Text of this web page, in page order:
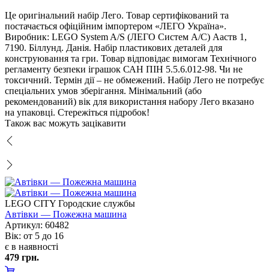
Це оригінальний набір Лего. Товар сертифікований та
постачається офіційним імпортером «ЛЕГО Україна».
иробник: LEGO System A/S (ЛЕГО Систем А/С) Ааств 1,
7190. Біллунд. Данія. Набір пластикових деталей для
конструювання та гри. Товар відповідає вимогам Технічного
регламенту безпеки іграшок САН ПІН 5.5.6.012-98. Чи не
токсичний. Термін дії – не обмежений. Набір Лего не потребує
спеціальних умов зберігання. Мінімальний (або
рекомендований) вік для використання набору Лего вказано
на упаковці. Стережіться підробок!
Також вас можуть зацікавити
LEGO CITY Городские службы
Автівки — Пожежна машина
Артикул: 60482
ік: от 5 до 16
є в наявності
479 грн.